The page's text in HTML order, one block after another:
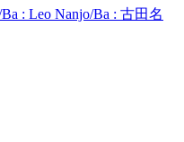
: Leo Nanjo/Ba : 古田名